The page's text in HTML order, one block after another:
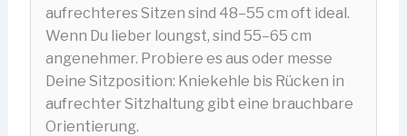
aufrechteres Sitzen sind 48–55 cm oft ideal.
Wenn Du lieber loungst, sind 55–65 cm
angenehmer. Probiere es aus oder messe
Deine Sitzposition: Kniekehle bis Rücken in
aufrechter Sitzhaltung gibt eine brauchbare
Orientierung.